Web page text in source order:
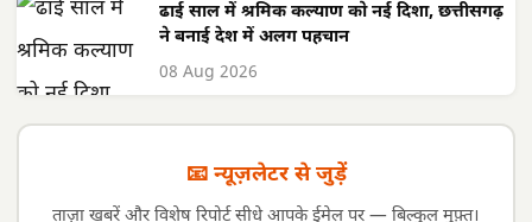
ढाई साल में श्रमिक कल्याण को नई दिशा, छत्तीसगढ़
ने बनाई देश में अलग पहचान
08 Aug 2026
📧 न्यूज़लेटर से जुड़ें
ताज़ा खबरें और विशेष रिपोर्ट सीधे आपके ईमेल पर — बिल्कुल मुफ़्त।